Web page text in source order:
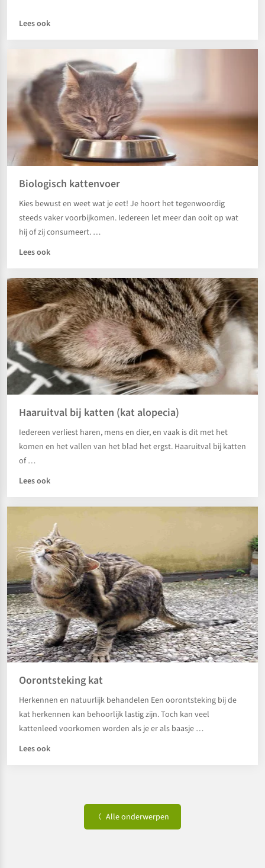
Lees ook
Biologisch kattenvoer
Kies bewust en weet wat je eet! Je hoort het tegenwoordig
steeds vaker voorbijkomen. Iedereen let meer dan ooit op wat
hij of zij consumeert. …
Lees ook
Haaruitval bij katten (kat alopecia)
Iedereen verliest haren, mens en dier, en vaak is dit met het
komen en het vallen van het blad het ergst. Haaruitval bij katten
of …
Lees ook
Oorontsteking kat
Herkennen en natuurlijk behandelen Een oorontsteking bij de
kat herkennen kan behoorlijk lastig zijn. Toch kan veel
kattenleed voorkomen worden als je er als baasje …
Lees ook
Alle onderwerpen